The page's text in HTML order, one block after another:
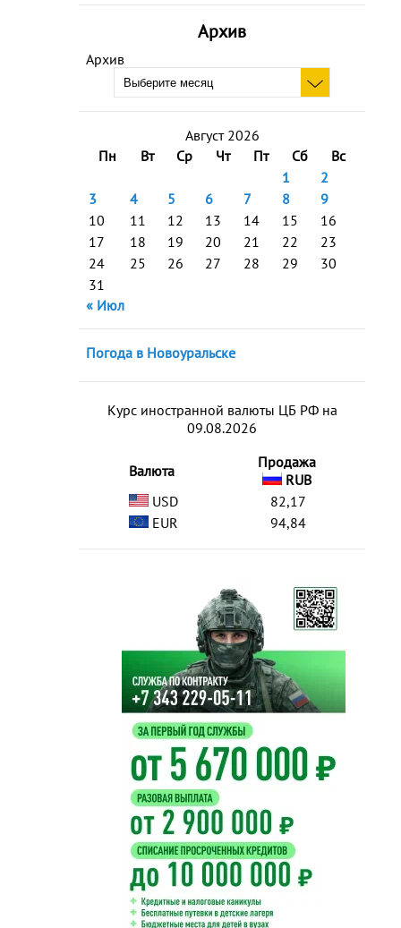
Архив
Архив
Август 2026
Пн
Вт Ср Чт Пт Сб
Вс
1
2
3
4 5 6 7 8
9
10
11 12 13 14 15
16
17
18 19 20 21 22
23
24
25 26 27 28 29
30
31
« Июл
Погода в Новоуральске
Курс иностранной валюты ЦБ РФ на
09.08.2026
Валюта
Продажа
RUB
USD
82,17
EUR
94,84